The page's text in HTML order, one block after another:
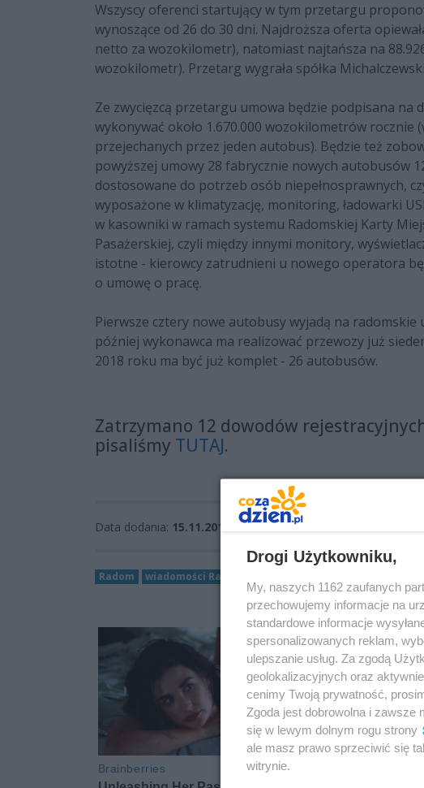
Wszyscy oferenci startujący w tym przetargu
wynoszące od 26 do 30 dni. Najdroższa oferta
netto za wozokilometr), natomiast najtańsza na
wozokilometr). Przetarg wygrała spółka
Ze zwycięzcą przetargu umowa będzie podpisana na
wykonywać około 1.670.000 wozokilometrów
przejechanych przez jeden autobus). Będzie też
powyższej umowy 28 fabrycznie nowych autobusów
dostosowane do potrzeb osób niepełnosprawnych,
wyposażone w klimatyzację, monitoring, ładowarki
w kasowniki w ramach systemu Radomskiej Karty
Pasażerskiej, czyli między innymi monitory,
istotne - kierowcy zatrudnieni u nowego operatora
o umowę o pracę.
Pierwsze cztery nowe autobusy wyjadą na
później wykonawca ma realizować przewozy już
2018 roku ma być już komplet - 26 autobusów.
Zatrzymano 12 dowodów
pisaliśmy TUTAJ.
Data dodania: 15.11.2017 09:35
Radom wiadomości Radom
Drogi Użytkowniku,
My, naszych 1162 zaufanych
przechowujemy informacje na
standardowe informacje
spersonalizowanych reklam,
ulepszanie usług. Za zgodą
geolokalizacyjnych oraz
cenimy Twoją prywatność,
Zgoda jest dobrowolna i
się w lewym dolnym rogu strony
ale masz prawo sprzeciwić się
witrynie.